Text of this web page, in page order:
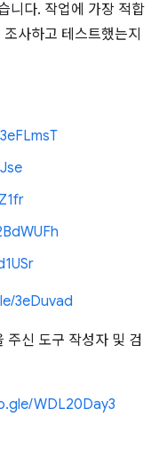
니다. 작업에 가장 적합
사하고 테스트했는지
3eDuvad
신 도구 작성자 및 검
WDL20Day3